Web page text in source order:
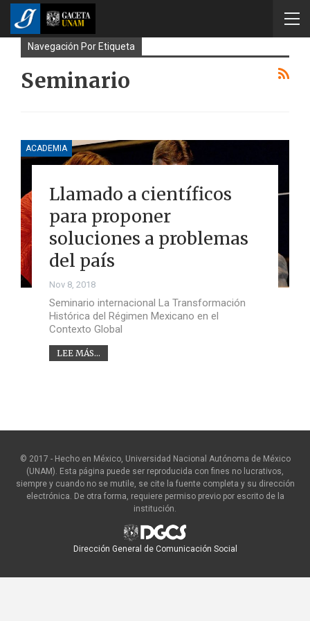
Navegación Por Etiqueta
Seminario
ACADEMIA
Llamado a científicos
para proponer
soluciones a problemas
del país
Nov 8, 2018
Seminario internacional La Transformación
Histórica del Régimen Mexicano en el
Contexto Global
LEE MÁS...
© 2017 - Hecho en México, Universidad Nacional Autónoma de México
(UNAM). Esta página puede ser reproducida con fines no lucrativos,
siempre y cuando no se mutile, se cite la fuente completa y su dirección
electrónica. De otra forma, requiere permiso previo por escrito de la
institución.
Dirección General de Comunicación Social